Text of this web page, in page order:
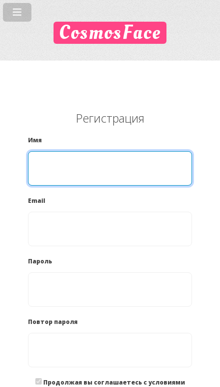
CosmosFace
Регистрация
Имя
Email
Пароль
Повтор пароля
Продолжая вы соглашаетесь с условиями